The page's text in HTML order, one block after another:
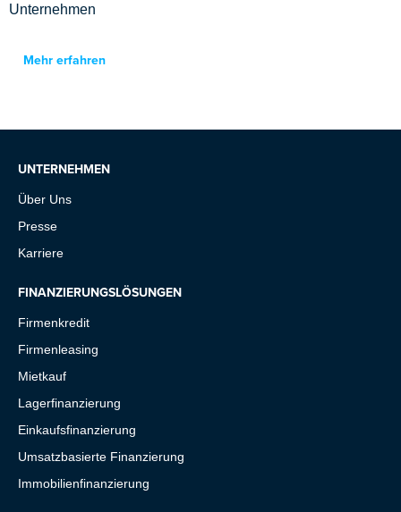
Unternehmen
Mehr erfahren
UNTERNEHMEN
Über Uns
Presse
Karriere
FINANZIERUNGSLÖSUNGEN
Firmenkredit
Firmenleasing
Mietkauf
Lagerfinanzierung
Einkaufsfinanzierung
Umsatzbasierte Finanzierung
Immobilienfinanzierung